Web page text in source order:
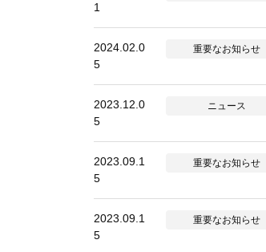
1
2024.02.0
5
重要なお知らせ
2023.12.0
5
ニュース
2023.09.1
5
重要なお知らせ
2023.09.1
5
重要なお知らせ